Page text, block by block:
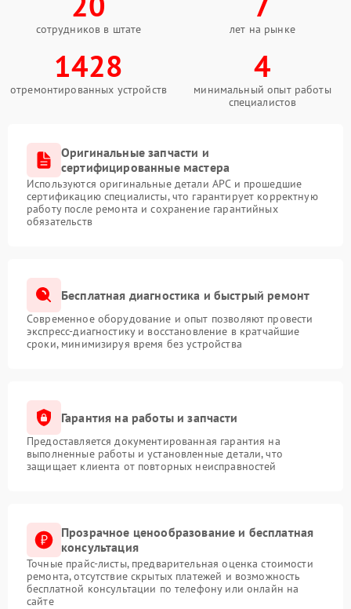
сотрудников в штате лет на рынке
1428
отремонтированных устройств
4
минимальный опыт работы
специалистов
Оригинальные запчасти и
сертифицированные мастера
Используются оригинальные детали APC и прошедшие
сертификацию специалисты, что гарантирует корректную
работу после ремонта и сохранение гарантийных
обязательств
Бесплатная диагностика и быстрый ремонт
Современное оборудование и опыт позволяют провести
экспресс-диагностику и восстановление в кратчайшие
сроки, минимизируя время без устройства
Гарантия на работы и запчасти
Предоставляется документированная гарантия на
выполненные работы и установленные детали, что
защищает клиента от повторных неисправностей
Прозрачное ценообразование и бесплатная
консультация
Точные прайс-листы, предварительная оценка стоимости
ремонта, отсутствие скрытых платежей и возможность
бесплатной консультации по телефону или онлайн на
сайте